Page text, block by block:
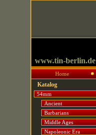
www.tin-berlin.de
Home
Katalog
54mm
Ancient
Barbarians
Middle Ages
Napoleonic Era